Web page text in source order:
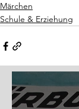
Märchen
Schule & Erziehung